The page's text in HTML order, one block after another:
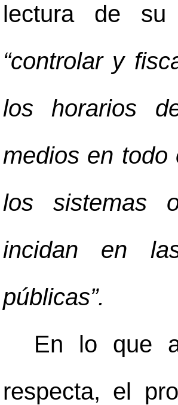
lectura de su
“controlar y
los horarios
medios en todo
los sistemas
incidan en
públicas”.
En lo que
respecta, el